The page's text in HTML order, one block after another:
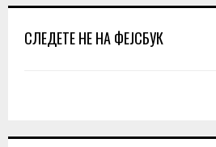
СЛЕДЕТЕ НЕ НА ФЕЈСБУК